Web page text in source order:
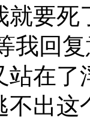
就要死
我回
站在了
不出这